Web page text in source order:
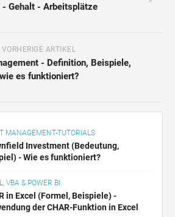
- Gehalt - Arbeitsplätze
VORHERIGE ARTIKEL
- Definition, Beispiele,
wie es funktioniert?
MANAGEMENT-TUTORIALS
Investment (Bedeutung,
- Wie es funktioniert?
VBA & POWER BI
in Excel (Formel, Beispiele) -
der CHAR-Funktion in Excel